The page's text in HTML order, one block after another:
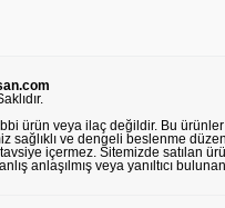
veya ilaç değildir. Bu ürünler
ve dengeli beslenme
içermez. Sitemizde satılan
anlaşılmış veya yanıltıcı